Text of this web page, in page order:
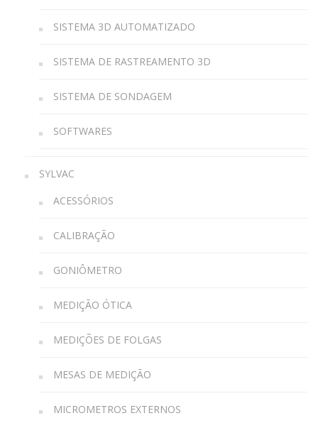
SISTEMA 3D AUTOMATIZADO
SISTEMA DE RASTREAMENTO 3D
SISTEMA DE SONDAGEM
SOFTWARES
SYLVAC
ACESSÓRIOS
CALIBRAÇÃO
GONIÔMETRO
MEDIÇÃO ÓTICA
MEDIÇÕES DE FOLGAS
MESAS DE MEDIÇÃO
MICROMETROS EXTERNOS